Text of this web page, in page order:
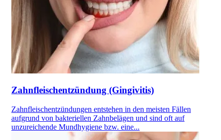
Zahnfleischentzündung (Gingivitis)
Zahnfleischentzündungen entstehen in den meisten Fällen
aufgrund von bakteriellen Zahnbelägen und sind oft auf
unzureichende Mundhygiene bzw. eine...